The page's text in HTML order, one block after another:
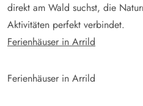
direkt am Wald suchst, die
Aktivitäten perfekt verbindet.
Ferienhäuser in Arrild
Ferienhäuser in Arrild